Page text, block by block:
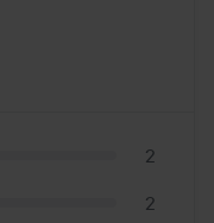
2
2